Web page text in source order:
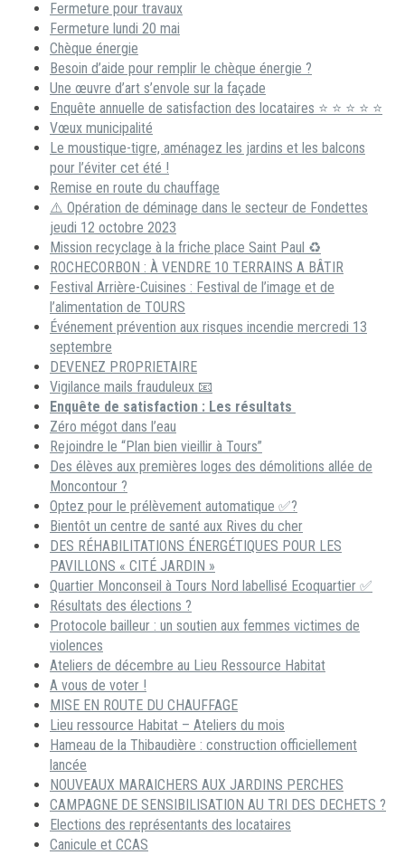
Fermeture pour travaux
Fermeture lundi 20 mai
Chèque énergie
Besoin d’aide pour remplir le chèque énergie ?
Une œuvre d’art s’envole sur la façade
Enquête annuelle de satisfaction des locataires ⭐ ⭐ ⭐ ⭐ ⭐
Vœux municipalité
Le moustique-tigre, aménagez les jardins et les balcons
pour l’éviter cet été !
Remise en route du chauffage
⚠️ Opération de déminage dans le secteur de Fondettes
jeudi 12 octobre 2023
Mission recyclage à la friche place Saint Paul ♻️
ROCHECORBON : À VENDRE 10 TERRAINS A BÂTIR
Festival Arrière-Cuisines : Festival de l’image et de
l’alimentation de TOURS
Événement prévention aux risques incendie mercredi 13
septembre
DEVENEZ PROPRIETAIRE
Vigilance mails frauduleux 📧
Enquête de satisfaction : Les résultats
Zéro mégot dans l’eau
Rejoindre le “Plan bien vieillir à Tours”
Des élèves aux premières loges des démolitions allée de
Moncontour ?
Optez pour le prélèvement automatique ✅?
Bientôt un centre de santé aux Rives du cher
DES RÉHABILITATIONS ÉNERGÉTIQUES POUR LES
PAVILLONS « CITÉ JARDIN »
Quartier Monconseil à Tours Nord labellisé Ecoquartier ✅
Résultats des élections ?
Protocole bailleur : un soutien aux femmes victimes de
violences
Ateliers de décembre au Lieu Ressource Habitat
A vous de voter !
MISE EN ROUTE DU CHAUFFAGE
Lieu ressource Habitat – Ateliers du mois
Hameau de la Thibaudière : construction officiellement
lancée
NOUVEAUX MARAICHERS AUX JARDINS PERCHES
CAMPAGNE DE SENSIBILISATION AU TRI DES DECHETS ?
Elections des représentants des locataires
Canicule et CCAS